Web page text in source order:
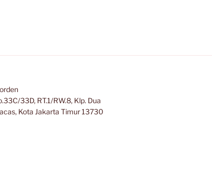
33D, RT.1/RW.8, Klp. Dua
Kota Jakarta Timur 13730